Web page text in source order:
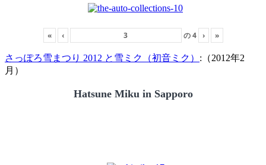
« ‹ の4 › »
さっぽろ雪まつり 2012 と雪ミク（初音ミク） :（2012年2
月）
Hatsune Miku in Sapporo